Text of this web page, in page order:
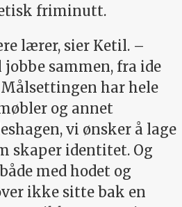
friminutt.
lærer, sier Ketil. –
sammen, fra ide
har hele
og annet
vi ønsker å lage
skaper identitet. Og
med hodet og
ikke sitte bak en